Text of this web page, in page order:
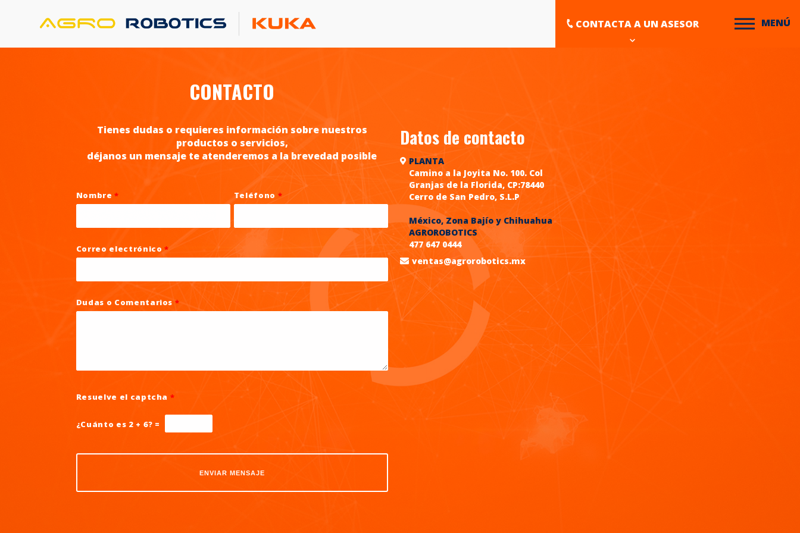
CONTACTA A UN ASESOR MENÚ
CONTACTO
Tienes dudas o requieres información sobre nuestros
productos o servicios,
déjanos un mensaje te atenderemos a la brevedad posible
Nombre* Teléfono *
Correo electrónico*
Dudas o Comentarios*
Resuelve el captcha *
¿Cuánto es 2 + 6? =
Datos de contacto
PLANTA
Camino a la Joyita No. 100. Col
Granjas de la Florida, CP:78440
Cerro de San Pedro, S.L.P
México, Zona Bajío y Chihuahua
AGROROBOTICS
477 647 0444
ventas@agrorobotics.mx